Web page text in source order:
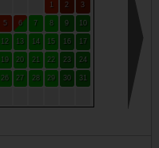
1 2 3
5 6 7 8 9 10
12 13 14 15 16 17
19 20 21 22 23 24
26 27 28 29 30 31